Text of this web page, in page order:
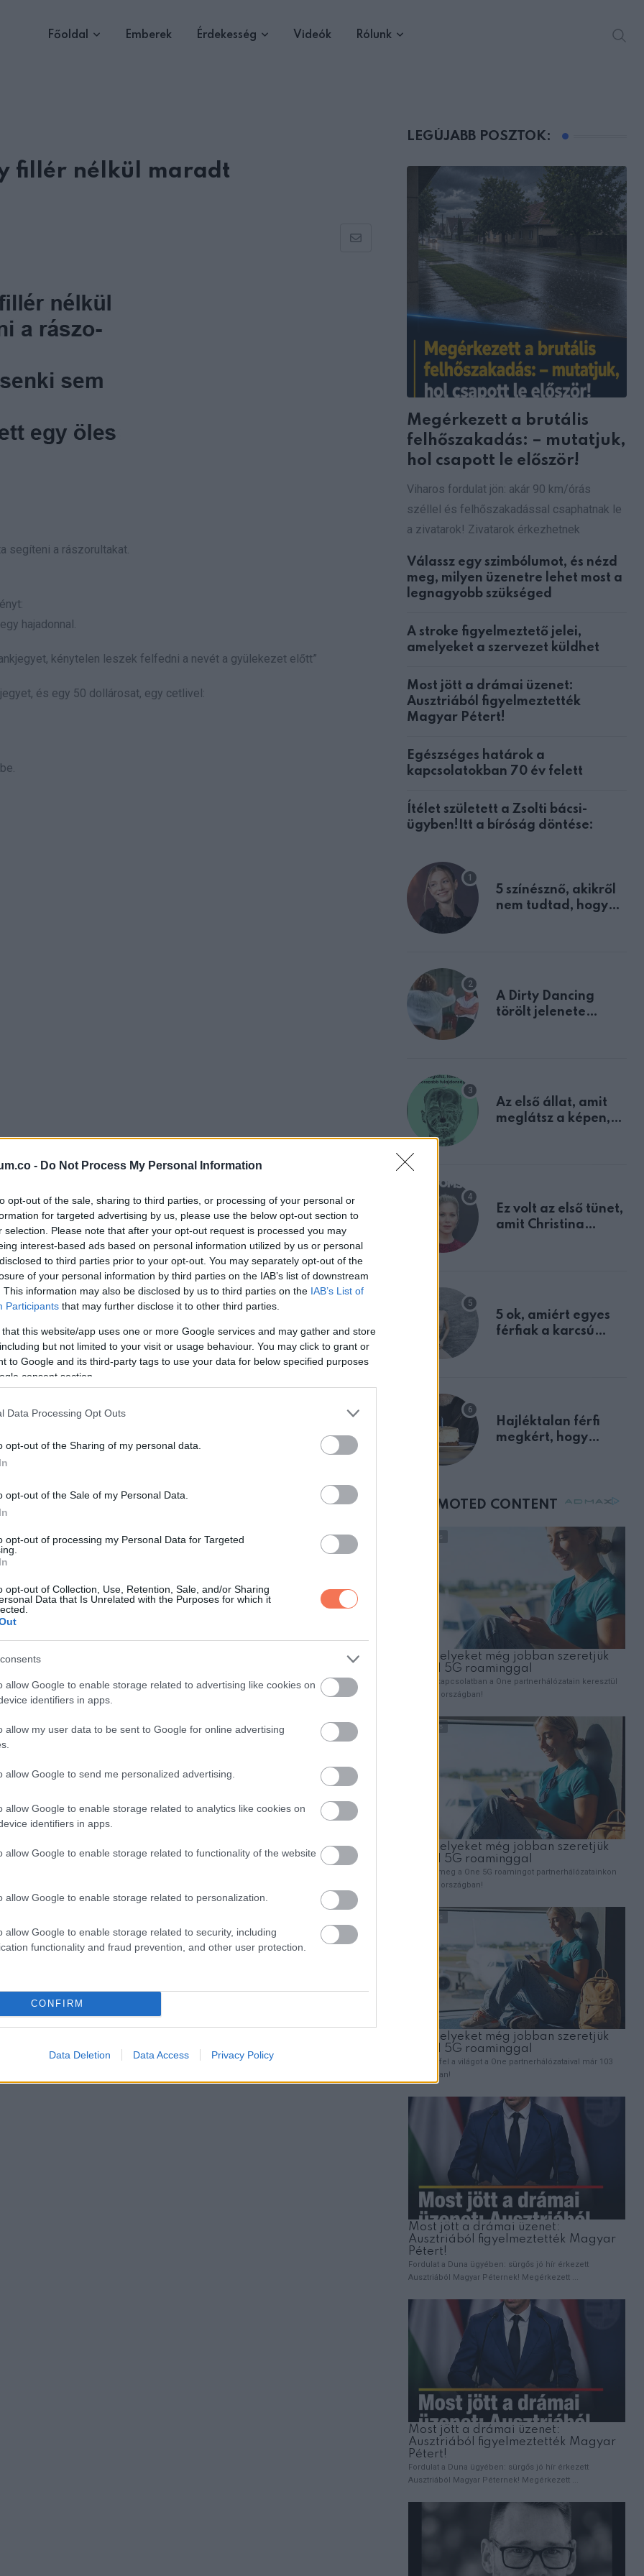
- Do Not Process My Personal Information
opt-out of the sale, sharing to third parties, or processing of your personal or
for targeted advertising by us, please use the below opt-out section to
selection. Please note that after your opt-out request is processed you may
interest-based ads based on personal information utilized by us or personal
to third parties prior to your opt-out. You may separately opt-out of the
of your personal information by third parties on the IAB’s list of downstream
This information may also be disclosed by us to third parties on the IAB’s List of
Participants that may further disclose it to other third parties.
that this website/app uses one or more Google services and may gather and store
but not limited to your visit or usage behaviour. You may click to grant or
to Google and its third-party tags to use your data for below specified purposes
consent section.
Data Processing Opt Outs
opt-out of the Sharing of my personal data.
opt-out of the Sale of my Personal Data.
opt-out of processing my Personal Data for Targeted
opt-out of Collection, Use, Retention, Sale, and/or Sharing
Data that Is Unrelated with the Purposes for which it
allow Google to enable storage related to advertising like cookies on
identifiers in apps.
allow my user data to be sent to Google for online advertising
allow Google to send me personalized advertising.
allow Google to enable storage related to analytics like cookies on
identifiers in apps.
allow Google to enable storage related to functionality of the website
allow Google to enable storage related to personalization.
allow Google to enable storage related to security, including
functionality and fraud prevention, and other user protection.
CONFIRM
Data Deletion Data Access Privacy Policy
Főoldal Emberek Érdekesség Videók Rólunk
fillér nélkül maradt
Share
segíteni a rászorultakat.
hajadonnal.
kénytelen leszek felfedni a nevét a gyülekezet előtt”
és egy 50 dollárosat, egy cetlivel:
KÖVETKEZŐ POSZT
Egy hatéves gyermek rajza és a
tanárának erre adott reakciója nagy
port kavart az interneten
döntöttem,
Elvittem a halálos beteg kislányomat az
LEGÚJABB POSZTOK:
Megérkezett a brutális
felhőszakadás: – mutatjuk,
hol csapott le először!
Viharos fordulat jön: akár 90 km/órás
széllel és felhőszakadással csaphatnak le
a zivatarok! Zivatarok érkezhetnek
Válassz egy szimbólumot, és nézd
meg, milyen üzenetre lehet most a
legnagyobb szükséged
A stroke figyelmeztető jelei,
amelyeket a szervezet küldhet
Most jött a drámai üzenet:
Ausztriából figyelmeztették
Magyar Pétert!
Egészséges határok a
kapcsolatokban 70 év felett
Ítélet született a Zsolti bácsi-
ügyben!Itt a bíróság döntése:
5 színésznő, akikről
nem tudtad, hogy
A Dirty Dancing
törölt jelenete
Az első állat, amit
meglátsz a képen,
Ez volt az első tünet,
amit Christina
5 ok, amiért egyes
férfiak a karcsú
Hajléktalan férfi
megkért, hogy
mellettem ült az első